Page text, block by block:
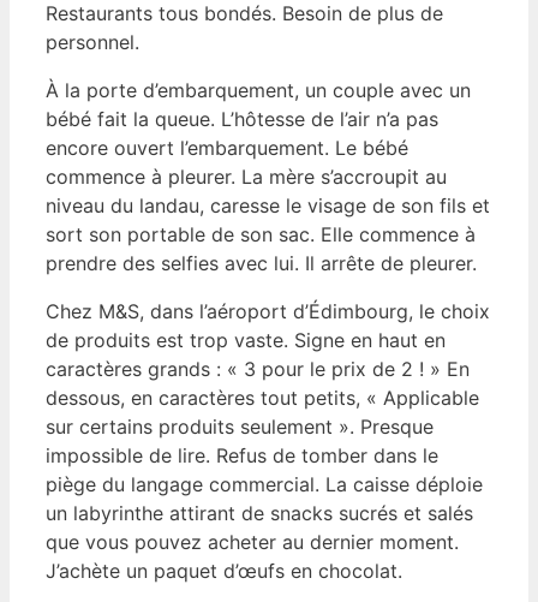
Restaurants tous bondés. Besoin de plus de
personnel.
À la porte d’embarquement, un couple avec un
bébé fait la queue. L’hôtesse de l’air n’a pas
encore ouvert l’embarquement. Le bébé
commence à pleurer. La mère s’accroupit au
niveau du landau, caresse le visage de son fils et
sort son portable de son sac. Elle commence à
prendre des selfies avec lui. Il arrête de pleurer.
Chez M&S, dans l’aéroport d’Édimbourg, le choix
de produits est trop vaste. Signe en haut en
caractères grands : « 3 pour le prix de 2 ! » En
dessous, en caractères tout petits, « Applicable
sur certains produits seulement ». Presque
impossible de lire. Refus de tomber dans le
piège du langage commercial. La caisse déploie
un labyrinthe attirant de snacks sucrés et salés
que vous pouvez acheter au dernier moment.
J’achète un paquet d’œufs en chocolat.